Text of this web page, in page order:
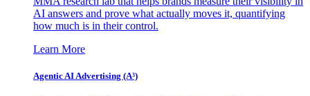
AI answers and prove what actually moves it, quantifying
how much is in their control.
Learn More
Agentic AI Advertising (A³)